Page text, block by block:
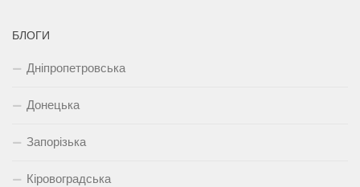
БЛОГИ
Дніпропетровська
Донецька
Запорізька
Кіровоградська